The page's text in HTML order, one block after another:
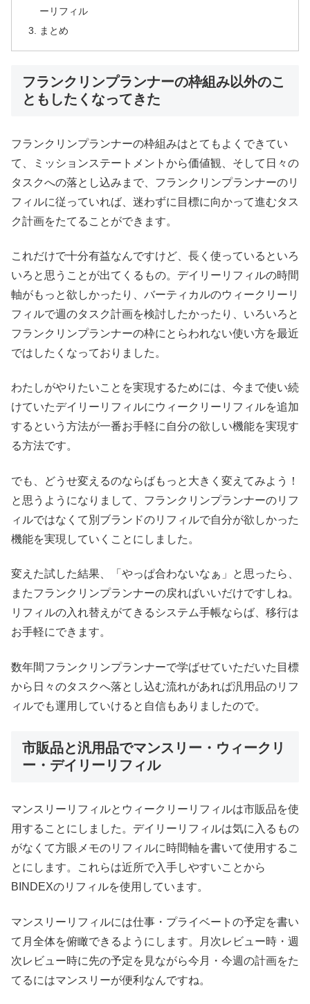
ーリフィル
まとめ
フランクリンプランナーの枠組み以外のこ
ともしたくなってきた
フランクリンプランナーの枠組みはとてもよくできてい
て、ミッションステートメントから価値観、そして日々の
タスクへの落とし込みまで、フランクリンプランナーのリ
フィルに従っていれば、迷わずに目標に向かって進むタス
ク計画をたてることができます。
これだけで十分有益なんですけど、長く使っているといろ
いろと思うことが出てくるもの。デイリーリフィルの時間
軸がもっと欲しかったり、バーティカルのウィークリーリ
フィルで週のタスク計画を検討したかったり、いろいろと
フランクリンプランナーの枠にとらわれない使い方を最近
ではしたくなっておりました。
わたしがやりたいことを実現するためには、今まで使い続
けていたデイリーリフィルにウィークリーリフィルを追加
するという方法が一番お手軽に自分の欲しい機能を実現す
る方法です。
でも、どうせ変えるのならばもっと大きく変えてみよう！
と思うようになりまして、フランクリンプランナーのリフ
ィルではなくて別ブランドのリフィルで自分が欲しかった
機能を実現していくことにしました。
変えた試した結果、「やっぱ合わないなぁ」と思ったら、
またフランクリンプランナーの戻ればいいだけですしね。
リフィルの入れ替えがてきるシステム手帳ならば、移行は
お手軽にできます。
数年間フランクリンプランナーで学ばせていただいた目標
から日々のタスクへ落とし込む流れがあれば汎用品のリフ
ィルでも運用していけると自信もありましたので。
市販品と汎用品でマンスリー・ウィークリ
ー・デイリーリフィル
マンスリーリフィルとウィークリーリフィルは市販品を使
用することにしました。デイリーリフィルは気に入るもの
がなくて方眼メモのリフィルに時間軸を書いて使用するこ
とにします。これらは近所で入手しやすいことから
BINDEXのリフィルを使用しています。
マンスリーリフィルには仕事・プライベートの予定を書い
て月全体を俯瞰できるようにします。月次レビュー時・週
次レビュー時に先の予定を見ながら今月・今週の計画をた
てるにはマンスリーが便利なんですね。